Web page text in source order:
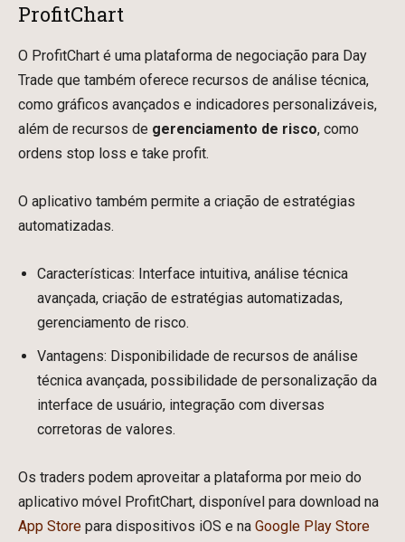
ProfitChart
O ProfitChart é uma plataforma de negociação para Day
Trade que também oferece recursos de análise técnica,
como gráficos avançados e indicadores personalizáveis,
além de recursos de gerenciamento de risco, como
ordens stop loss e take profit.
O aplicativo também permite a criação de estratégias
automatizadas.
Características: Interface intuitiva, análise técnica
avançada, criação de estratégias automatizadas,
gerenciamento de risco.
Vantagens: Disponibilidade de recursos de análise
técnica avançada, possibilidade de personalização da
interface de usuário, integração com diversas
corretoras de valores.
Os traders podem aproveitar a plataforma por meio do
aplicativo móvel ProfitChart, disponível para download na
App Store para dispositivos iOS e na Google Play Store